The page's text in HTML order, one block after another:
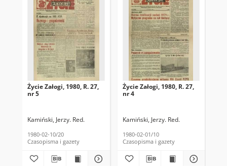
Życie Załogi, 1980, R. 27,
nr 5
Kamiński, Jerzy. Red.
1980-02-10/20
Czasopisma i gazety
Życie Załogi, 1980, R. 27,
nr 4
Kamiński, Jerzy. Red.
1980-02-01/10
Czasopisma i gazety